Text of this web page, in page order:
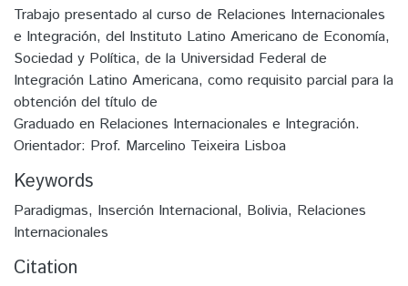
Trabajo presentado al curso de Relaciones Internacionales
e Integración, del Instituto Latino Americano de Economía,
Sociedad y Política, de la Universidad Federal de
Integración Latino Americana, como requisito parcial para la
obtención del título de
Graduado en Relaciones Internacionales e Integración.
Orientador: Prof. Marcelino Teixeira Lisboa
Keywords
Paradigmas, Inserción Internacional, Bolivia, Relaciones
Internacionales
Citation